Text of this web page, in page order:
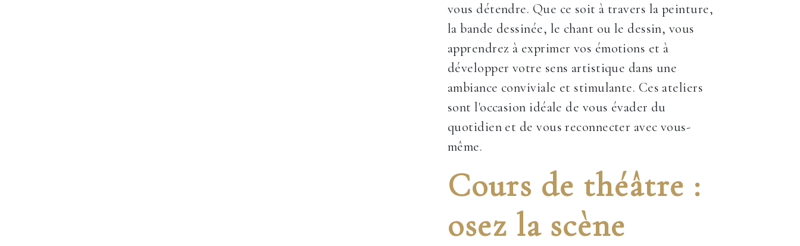
vous détendre. Que ce soit à travers la peinture,
la bande dessinée, le chant ou le dessin, vous
apprendrez à exprimer vos émotions et à
développer votre sens artistique dans une
ambiance conviviale et stimulante. Ces ateliers
sont l'occasion idéale de vous évader du
quotidien et de vous reconnecter avec vous-
même.
Cours de théâtre :
osez la scène